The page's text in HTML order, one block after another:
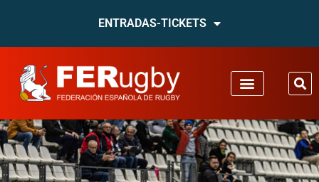
ENTRADAS-TICKETS